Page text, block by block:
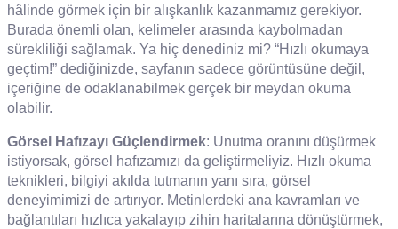
hâlinde görmek için bir alışkanlık kazanmamız gerekiyor.
Burada önemli olan, kelimeler arasında kaybolmadan
sürekliliği sağlamak. Ya hiç denediniz mi? “Hızlı okumaya
geçtim!” dediğinizde, sayfanın sadece görüntüsüne değil,
içeriğine de odaklanabilmek gerçek bir meydan okuma
olabilir.
Görsel Hafızayı Güçlendirmek: Unutma oranını düşürmek
istiyorsak, görsel hafızamızı da geliştirmeliyiz. Hızlı okuma
teknikleri, bilgiyi akılda tutmanın yanı sıra, görsel
deneyimimizi de artırıyor. Metinlerdeki ana kavramları ve
bağlantıları hızlıca yakalayıp zihin haritalarına dönüştürmek,